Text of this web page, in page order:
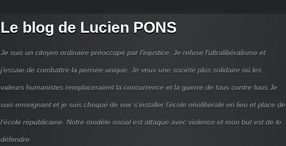
Le blog de Lucien PONS
Je suis un citoyen ordinaire préoccupé par l’injustice. Je refuse l'ultralibéralisme et
j'essaie de combattre la pensée unique. Je veux une société plus solidaire où les
valeurs humanistes remplaceraient la concurrence et la guerre de tous contre tous Je
suis enseignant et je suis choqué de voir s’installer l’école néolibérale en lieu et place de
l’école républicaine. Notre modèle social est attaqué avec violence et mon but est de le
défendre